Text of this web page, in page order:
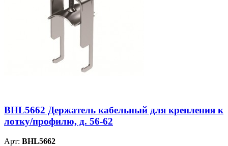
BHL5662 Держатель кабельный для крепления к
лотку/профилю, д. 56-62
Арт: BHL5662